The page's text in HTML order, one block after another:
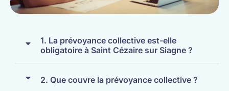
1. La prévoyance collective est-elle
obligatoire à Saint Cézaire sur Siagne ?
2. Que couvre la prévoyance collective ?